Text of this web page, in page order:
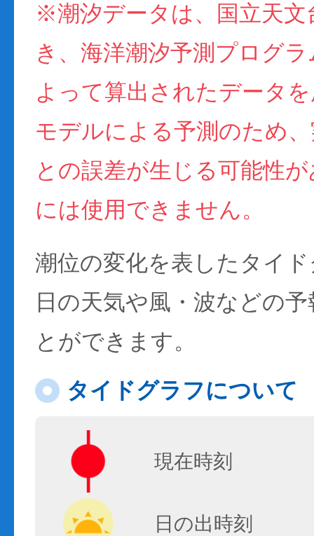
※潮汐データは、国立天文
き、海洋潮汐予測プログ
よって算出されたデータ
モデルによる予測のため
との誤差が生じる可能性
には使用できません。
潮位の変化を表したタイ
日の天気や風・波などの
とができます。
タイドグラフについて
現在時刻
日の出時刻